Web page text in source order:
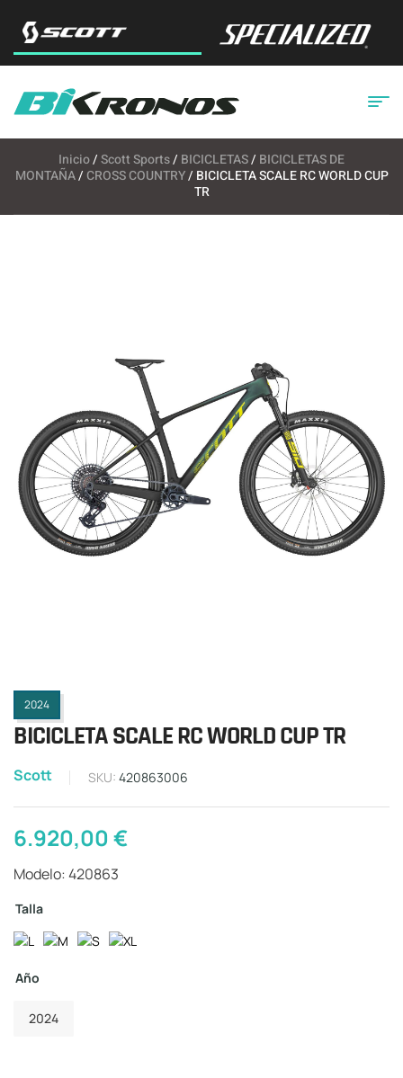
Inicio/Scott Sports/ BICICLETAS/ BICICLETAS DE
MONTAÑA/ CROSS COUNTRY/ BICICLETA SCALE RC WORLD CUP
TR
2024
BICICLETA SCALE RC WORLD CUP TR
Scott SKU: 420863006
6.920,00€
Modelo: 420863
Talla
Año
2024